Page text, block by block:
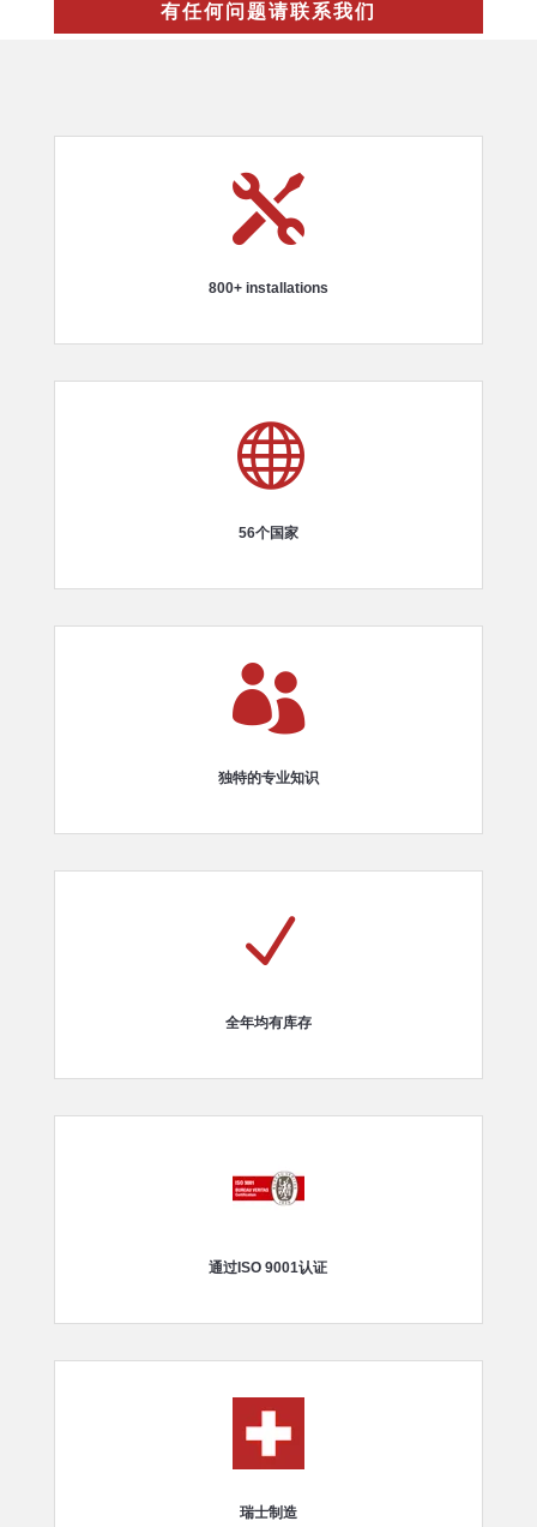
有任何问题请联系我们

800+ installations

56个国家

独特的专业知识
N
全年均有库存
通过ISO 9001认证
瑞士制造